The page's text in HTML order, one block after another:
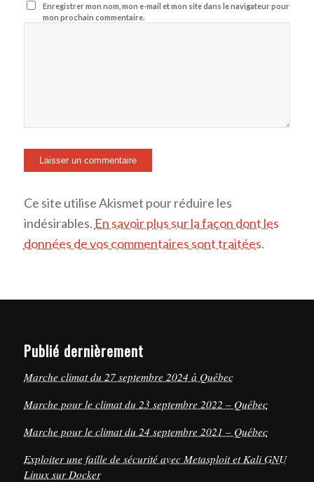
Enregistrer mon nom, mon e-mail et mon site dans le navigateur pour
mon prochain commentaire.
Ce site utilise Akismet pour réduire les
indésirables. En savoir plus sur la façon dont les
données de vos commentaires sont traitées.
Publié dernièrement
Marche climat du 27 septembre 2024 à Québec
Marche pour le climat du 23 septembre 2022 – Québec
Marche pour le climat du 24 septembre 2021 – Québec
Exploiter une faille de sécurité avec Metasploit et Kali GNU
Linux sur Docker